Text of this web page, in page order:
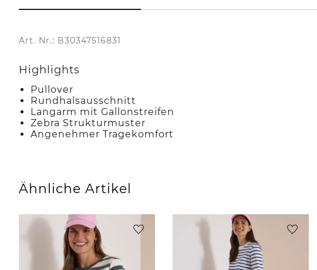
Art. Nr.: B30347516831
Highlights
Pullover
Rundhalsausschnitt
Langarm mit Gallonstreifen
Zebra Strukturmuster
Angenehmer Tragekomfort
Ähnliche Artikel